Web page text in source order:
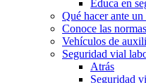
Educa en
Qué hacer ante
Conoce las
Vehículos de
Seguridad vial
Atrás
Seguridad